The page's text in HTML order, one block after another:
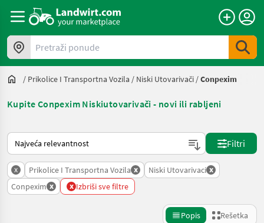
Pretraži ponude
/ Prikolice I Transportna Vozila / Niski Utovarivači /Conpexim
Kupite Conpexim Niskiutovarivači - novi ili rabljeni
Tako se sortira na Landwirt.com
Filtri
x Prikolice I Transportna Vozila x Niski Utovarivaci x
Conpexim x x Izbriši sve filtre
Popis Rešetka